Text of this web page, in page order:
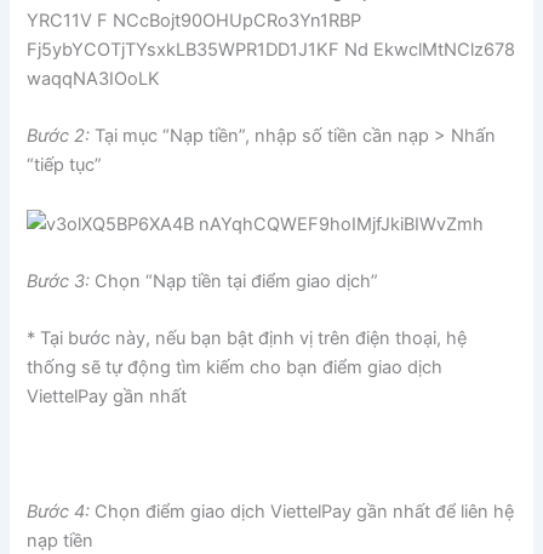
Bước 2: Tại mục “Nạp tiền”, nhập số tiền cần nạp > Nhấn
“tiếp tục”
Bước 3: Chọn “Nạp tiền tại điểm giao dịch”
* Tại bước này, nếu bạn bật định vị trên điện thoại, hệ
thống sẽ tự động tìm kiếm cho bạn điểm giao dịch
ViettelPay gần nhất
Bước 4: Chọn điểm giao dịch ViettelPay gần nhất để liên hệ
nạp tiền